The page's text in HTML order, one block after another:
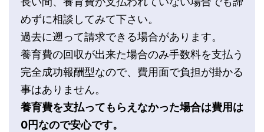
めずに相談してみて下さい。
過去に遡って請求できる場合があります。
養育費の回収が出来た場合のみ手数料を支払う
完全成功報酬型なので、費用面で負担が掛かる
事はありません。
養育費を支払ってもらえなかった場合は費用は
0円なので安心です。